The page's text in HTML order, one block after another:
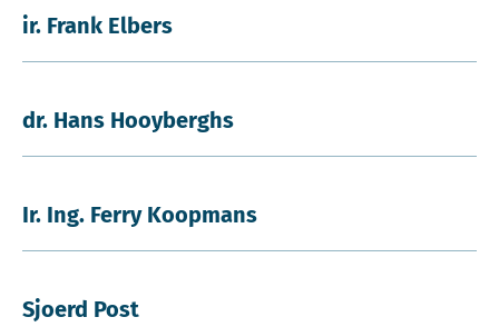
ir. Frank Elbers
dr. Hans Hooyberghs
Ir. Ing. Ferry Koopmans
Sjoerd Post